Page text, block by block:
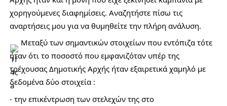
χορηγούμενες διαφημίσεις. Αναζητήστε πίσω τις
αναρτήσεις μου για να θυμηθείτε την πλήρη ανάλυση.
Μεταξύ των σημαντικών στοιχείων που εντόπιζα τότε
ήταν ότι το ποσοστό που εμφανιζόταν υπέρ της
τρέχουσας Δημοτικής Αρχής ήταν εξαιρετικά χαμηλό με
δεδομένα δύο στοιχεία :
- την επικέντρωση των στελεχών της στο